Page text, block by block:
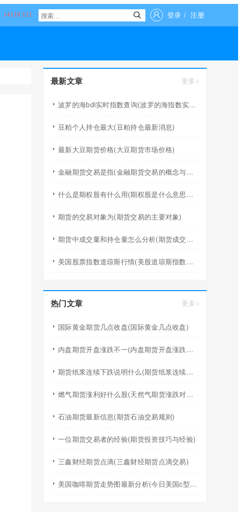
登录 / 注册
最新文章 更多>
波罗的海bdi实时指数查询(波罗的海指数实时行情)
豆粕个人持仓最大(豆粕持仓最新消息)
最新大豆期货价格(大豆期货市场价格)
金融期货交易是指(金融期货交易的概念与特征)
什么是期权股有什么用(期权股是什么意思举例)
期货的交易对象为(期货交易的主要对象)
期货中成交量和持仓量怎么分析(期货成交量和持仓量价格三者的关系)
美国股票指数道琼斯行情(美股道琼斯指数期货实时走势)
热门文章 更多>
国际黄金期货几点收盘(国际黄金几点收盘)
内盘期货开盘涨跌不一(内盘期货开盘涨跌不一样怎么办)
期货纸浆连续下跌说明什么(期货纸浆连续下跌说明什么原因)
燃气期货涨利好什么股(天然气期货涨跌对天然气板块股票有影响吗)
石油期货最新信息(期货石油交易规则)
一位期货交易者的经验(期货投资技巧与经验)
三鑫财经期货点滴(三鑫财经期货点滴交易)
美国咖啡期货走势图最新分析(今日美国c型咖啡期货价格走势)